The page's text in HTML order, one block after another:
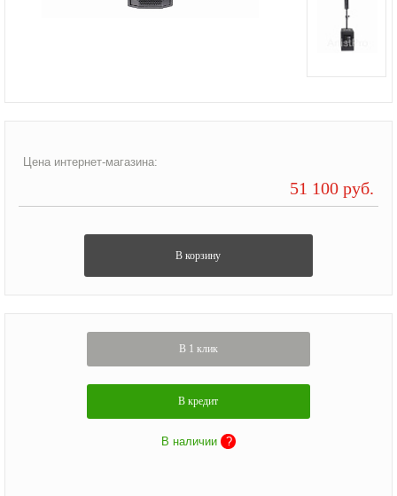
Цена интернет-магазина:
51 100 руб.
В корзину
В 1 клик
В кредит
В наличии ?